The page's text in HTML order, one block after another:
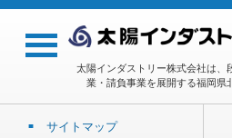
太陽インダストリー株式会社は、
業・請負事業を展開する福岡県
サイトマップ